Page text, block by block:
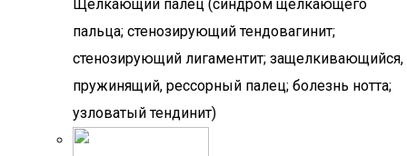
Щелкающий палец (синдром щелкающего
пальца; стенозирующий тендовагинит;
стенозирующий лигаментит; защелкивающийся,
пружинящий, рессорный палец; болезнь нотта;
узловатый тендинит)